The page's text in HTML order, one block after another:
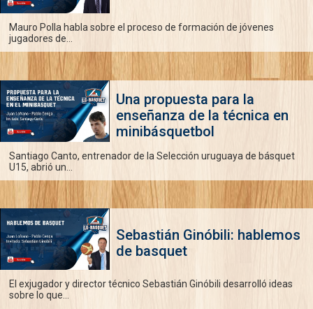
Mauro Polla habla sobre el proceso de formación de jóvenes
jugadores de...
Una propuesta para la
enseñanza de la técnica en
minibásquetbol
Santiago Canto, entrenador de la Selección uruguaya de básquet
U15, abrió un...
Sebastián Ginóbili: hablemos
de basquet
El exjugador y director técnico Sebastián Ginóbili desarrolló ideas
sobre lo que...